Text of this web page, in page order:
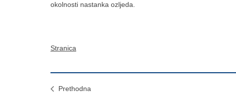
okolnosti nastanka ozljeda.
Stranica
Prethodna